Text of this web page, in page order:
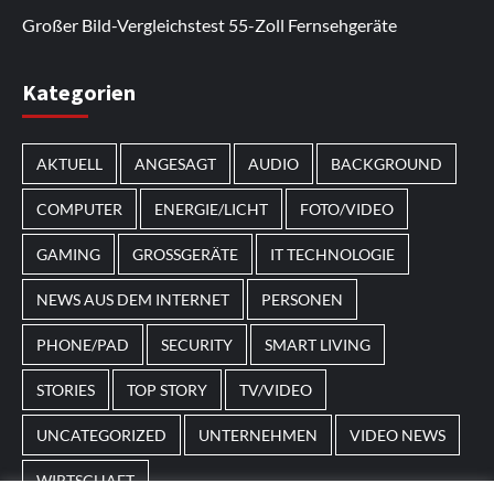
Großer Bild-Vergleichstest 55-Zoll Fernsehgeräte
Im Laufe des Jahres erscheinen thematische
Spielautomaten mit passenden Designs. Im Bereich
vonMagneticslotskönnen solche saisonalen Slots
beispielsweise an Feiertage oder besondere Events
angepasst sein.
Kategorien
AKTUELL ANGESAGT AUDIO BACKGROUND
COMPUTER ENERGIE/LICHT FOTO/VIDEO
GAMING GROSSGERÄTE IT TECHNOLOGIE
NEWS AUS DEM INTERNET PERSONEN
PHONE/PAD SECURITY SMART LIVING
STORIES TOP STORY TV/VIDEO
UNCATEGORIZED UNTERNEHMEN VIDEO NEWS
WIRTSCHAFT